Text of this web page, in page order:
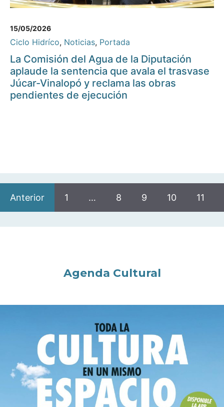
15/05/2026
Ciclo Hidríco, Noticias, Portada
La Comisión del Agua de la Diputación
aplaude la sentencia que avala el trasvase
Júcar-Vinalopó y reclama las obras
pendientes de ejecución
Anterior 1 … 8 9 10 11
Agenda Cultural